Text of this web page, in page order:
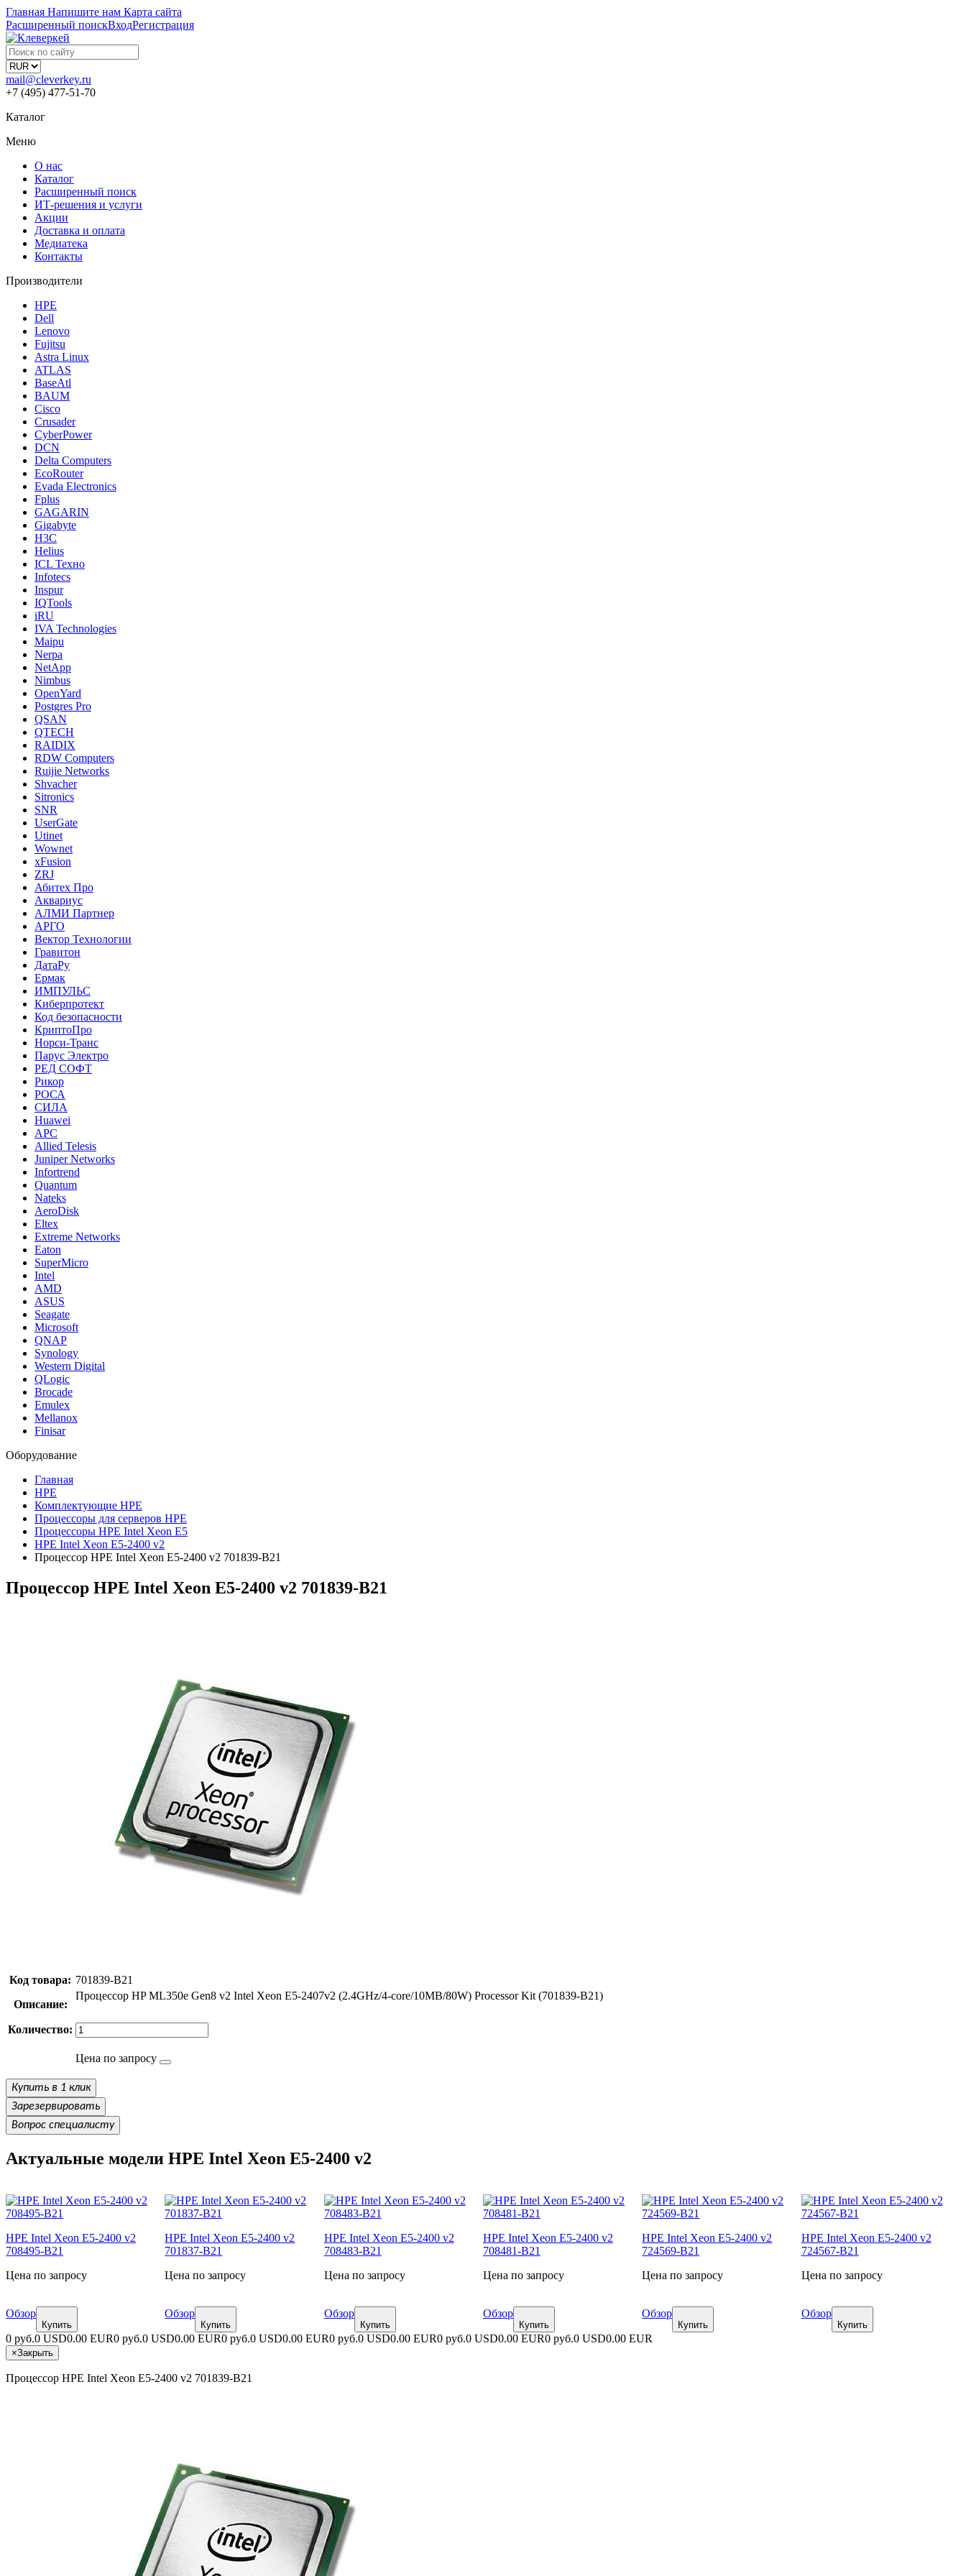
Главная Напишите нам Карта сайта
Расширенный поискВходРегистрация
mail@cleverkey.ru
+7 (495) 477-51-70
Каталог
Меню
О нас
Каталог
Расширенный поиск
ИТ-решения и услуги
Акции
Доставка и оплата
Медиатека
Контакты
Производители
HPE
Dell
Lenovo
Fujitsu
Astra Linux
ATLAS
BaseAtl
BAUM
Cisco
Crusader
CyberPower
DCN
Delta Computers
EcoRouter
Evada Electronics
Fplus
GAGARIN
Gigabyte
H3C
Helius
ICL Техно
Infotecs
Inspur
IQTools
iRU
IVA Technologies
Maipu
Nerpa
NetApp
Nimbus
OpenYard
Postgres Pro
QSAN
QTECH
RAIDIX
RDW Computers
Ruijie Networks
Shvacher
Sitronics
SNR
UserGate
Utinet
Wownet
xFusion
ZRJ
Абитех Про
Аквариус
АЛМИ Партнер
АРГО
Вектор Технологии
Гравитон
ДатаРу
Ермак
ИМПУЛЬС
Киберпротект
Код безопасности
КриптоПро
Норси-Транс
Парус Электро
РЕД СОФТ
Рикор
РОСА
СИЛА
Huawei
APC
Allied Telesis
Juniper Networks
Infortrend
Quantum
Nateks
AeroDisk
Eltex
Extreme Networks
Eaton
SuperMicro
Intel
AMD
ASUS
Seagate
Microsoft
QNAP
Synology
Western Digital
QLogic
Brocade
Emulex
Mellanox
Finisar
Оборудование
Главная
HPE
Комплектующие HPE
Процессоры для серверов HPE
Процессоры HPE Intel Xeon E5
HPE Intel Xeon E5-2400 v2
Процессор HPE Intel Xeon E5-2400 v2 701839-B21
Процессор HPE Intel Xeon E5-2400 v2 701839-B21
Код товара: 701839-B21
Описание:
Процессор HP ML350e Gen8 v2 Intel Xeon E5-2407v2 (2.4GHz/4-core/10MB/80W) Processor Kit (701839-B21)
Количество:
Цена по запросу
Купить в 1 клик
Зарезервировать
Вопрос специалисту
Актуальные модели HPE Intel Xeon E5-2400 v2
HPE Intel Xeon E5-2400 v2
708495-B21
Цена по запросу
Обзор
Купить
HPE Intel Xeon E5-2400 v2
701837-B21
Цена по запросу
Обзор
Купить
HPE Intel Xeon E5-2400 v2
708483-B21
Цена по запросу
Обзор
Купить
HPE Intel Xeon E5-2400 v2
708481-B21
Цена по запросу
Обзор
Купить
HPE Intel Xeon E5-2400 v2
724569-B21
Цена по запросу
Обзор
Купить
HPE Intel Xeon E5-2400 v2
724567-B21
Цена по запросу
Обзор
Купить
0 руб.0 USD0.00 EUR0 руб.0 USD0.00 EUR0 руб.0 USD0.00 EUR0 руб.0 USD0.00 EUR0 руб.0 USD0.00 EUR0 руб.0 USD0.00 EUR
×Закрыть
Процессор HPE Intel Xeon E5-2400 v2 701839-B21